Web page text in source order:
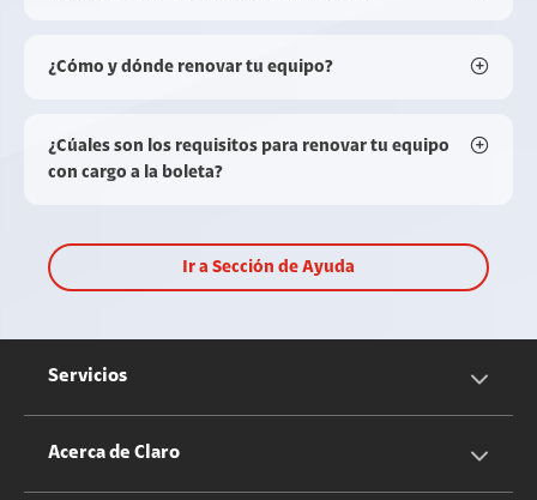
¿Cómo y dónde renovar tu equipo?
¿Cúales son los requisitos para renovar tu equipo
con cargo a la boleta?
Ir a Sección de Ayuda
Servicios
Servicios Móviles
Acerca de Claro